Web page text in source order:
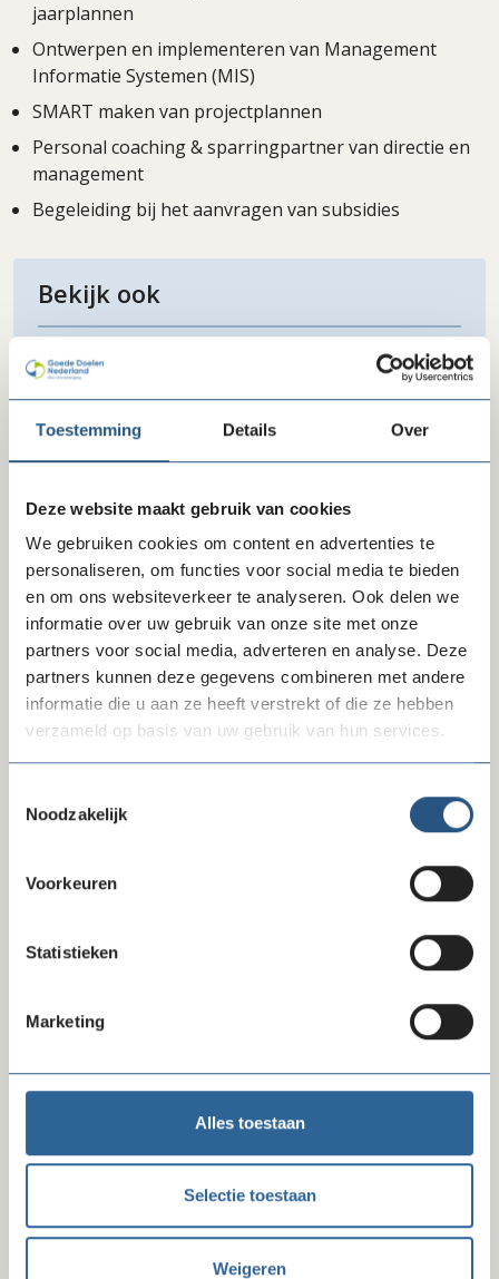
Toestemming Details Over
Deze website maakt gebruik van cookies
We gebruiken cookies om content en advertenties te
personaliseren, om functies voor social media te bieden
en om ons websiteverkeer te analyseren. Ook delen we
informatie over uw gebruik van onze site met onze
partners voor social media, adverteren en analyse. Deze
partners kunnen deze gegevens combineren met andere
informatie die u aan ze heeft verstrekt of die ze hebben
verzameld op basis van uw gebruik van hun services.
Noodzakelijk
Voorkeuren
Statistieken
Marketing
Alles toestaan
Selectie toestaan
Weigeren
jaarplannen
Ontwerpen en implementeren van Management
Informatie Systemen (MIS)
SMART maken van projectplannen
Personal coaching & sparringpartner van directie en
management
Begeleiding bij het aanvragen van subsidies
Bekijk ook
Helpdesk deskundige Code en keurmerkzaken
Helpdesk van deskundigen
Administratie en financieel advies
Bestuur en politiek advies
Betalingsverkeer
Fondsenwerving
Impactgericht werken
Integriteit
(Inter)nationale vermogensfondsen en institutionele
donoren